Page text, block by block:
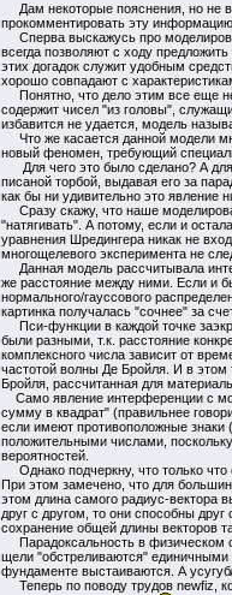
Дам некоторые пояснения, но не в
прокомментировать эту информацию
Сперва выскажусь про
всегда позволяют с ходу
этих догадок служит удобным
хорошо совпадают с
Понятно, что дело этим все еще не
содержит чисел "из головы",
избавится не удается, модель
Что же касается данной модели
новый феномен, требующий
Для чего это было сделано? А для
писаной торбой, выдавая его за
как бы ни удивительно это явление
Сразу скажу, что наше
"натягивать". А потому, если и
уравнения Шредингера никак не
многощелевого эксперимента не
Данная модель рассчитывала
же расстояние между ними. Если и
нормального/гауссового
картинка получалась "сочнее" за
Пси-функции в каждой точке
были разными, т.к. расстояние
комплексного числа зависит от
частотой волны Де Бройля. И в этом
Бройля, рассчитанная для
Само явление интерференции с
сумму в квадрат" (правильнее
если имеют противоположные знаки
положительными числами,
вероятностей.
Однако подчеркну, что только что
При этом замечено, что для
этом длина самого радиус-вектора
друг с другом, то они способны
сохранение общей длины векторов
Парадоксальность в физическом
щели "обстреливаются" единичными
фундаменте выстаиваются. А
Теперь по поводу трудов newfiz,